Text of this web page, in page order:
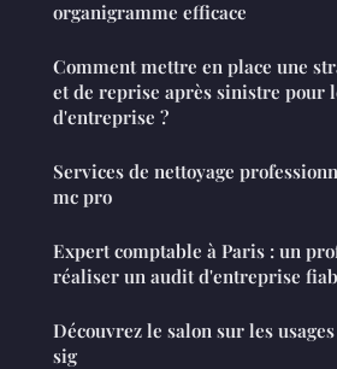
organigramme efficace
Comment mettre en place une
et de reprise après sinistre pour
d'entreprise ?
Services de nettoyage
mc pro
Expert comptable à Paris : un
réaliser un audit d'entreprise
Découvrez le salon sur les
sig